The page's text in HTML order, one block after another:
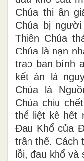
Chúa thi ân
Chúa bị
Thiên Chúa
Chúa là nạn
trao ban bình
kết án là
Chúa là
Chúa chịu
thể liệt kê hết
Đau Khổ của
trần thế. Cách
lỗi, đau khổ